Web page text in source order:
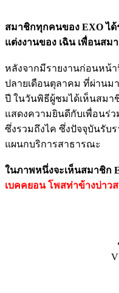
สมาชิกทุกคนของ EXO ไ
แต่งงานของ เฉิน เพื่อนสม
หลังจากมีรายงานก่อนหน้า
ปลายเดือนตุลาคม ที่ผ่านม
ปี ในวันพิธีผู้ชมได้เห็นสมา
แสดงความยินดีกับเพื่อนร่ว
ซึ่งรวมถึงไค ซึ่งปัจจุบันรับ
แผนกบริการสาธารณะ
ในภาพหนึ่งจะเห็นสมาชิก
เบคคยอน โพสท่าข้างบ่าว